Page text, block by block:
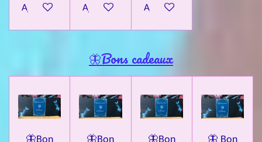
Ajouter au panierAjouter au panierAjouter au panier
🦋Bons cadeaux